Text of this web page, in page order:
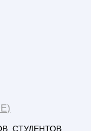
СТУДЕНТОВ,